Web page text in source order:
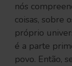
nós
coisas, sobre
próprio
é a parte
povo. Então,